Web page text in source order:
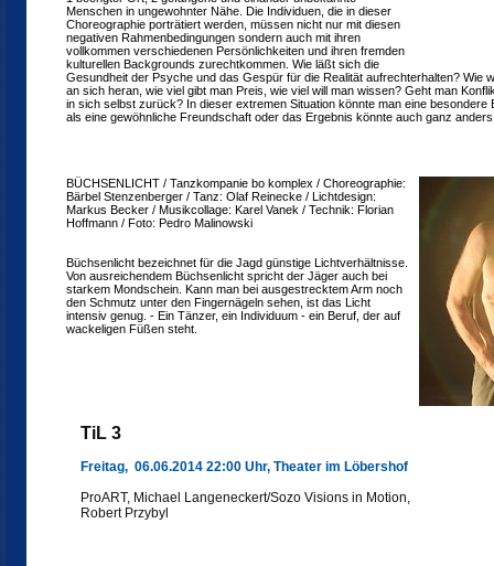
Menschen in ungewohnter Nähe. Die Individuen, die in dieser
Choreographie porträtiert werden, müssen nicht nur mit diesen
negativen Rahmenbedingungen sondern auch mit ihren
vollkommen verschiedenen Persönlichkeiten und ihren fremden
kulturellen Backgrounds zurechtkommen. Wie läßt sich die
Gesundheit der Psyche und das Gespür für die Realität aufrechterhalten? Wie
an sich heran, wie viel gibt man Preis, wie viel will man wissen? Geht man
in sich selbst zurück? In dieser extremen Situation könnte man eine besondere
als eine gewöhnliche Freundschaft oder das Ergebnis könnte auch ganz
BÜCHSENLICHT / Tanzkompanie bo komplex / Choreographie:
Bärbel Stenzenberger / Tanz: Olaf Reinecke / Lichtdesign:
Markus Becker / Musikcollage: Karel Vanek / Technik: Florian
Hoffmann / Foto: Pedro Malinowski
Büchsenlicht bezeichnet für die Jagd günstige Lichtverhältnisse.
Von ausreichendem Büchsenlicht spricht der Jäger auch bei
starkem Mondschein. Kann man bei ausgestrecktem Arm noch
den Schmutz unter den Fingernägeln sehen, ist das Licht
intensiv genug. - Ein Tänzer, ein Individuum - ein Beruf, der auf
wackeligen Füßen steht.
TiL 3
Freitag, 06.06.2014 22:00 Uhr, Theater im Löbershof
ProART, Michael Langeneckert/Sozo Visions in Motion,
Robert Przybyl